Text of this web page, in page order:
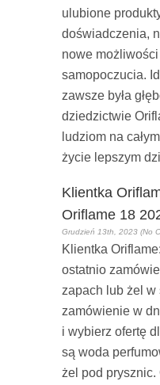
ulubione
doświadczenia,
nowe
samopoczucia.
zawsze była
dziedzictwie
ludziom na
życie lepszym
Klientka
Oriflame 18
Grudzień 13th, 2023 (No
Klientka
ostatnio
zapach lub żel w
zamówienie w
i wybierz ofertę
są woda
żel pod